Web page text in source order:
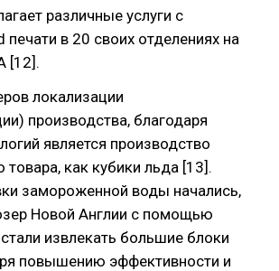
различные услуги с
в 20 своих отделениях на
[12].
локализации
производства, благодаря
является производство
товара, как кубики льда [13].
замороженной воды начались,
Новой Англии с помощью
извлекать большие блоки
повышению эффективности и